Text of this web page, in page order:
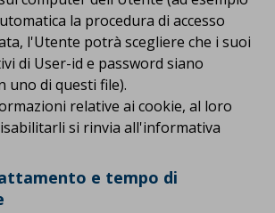
la procedura di accesso
l'Utente potrà scegliere che i suoi
di User-id e password siano
uno di questi file).
relative ai cookie, al loro
si rinvia all'informativa
e tempo di